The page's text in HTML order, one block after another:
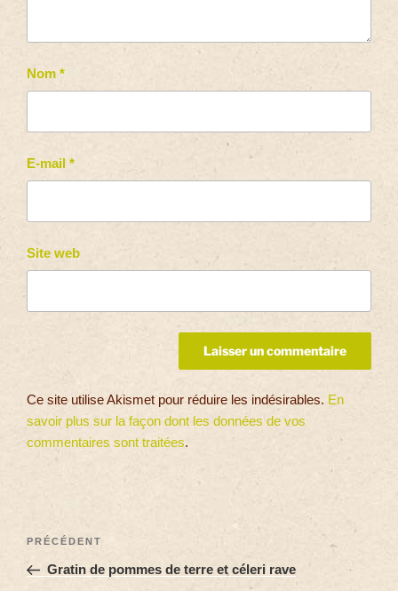
Nom *
E-mail *
Site web
Ce site utilise Akismet pour réduire les indésirables. En
savoir plus sur la façon dont les données de vos
commentaires sont traitées.
PRÉCÉDENT
Gratin de pommes de terre et céleri rave